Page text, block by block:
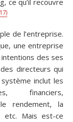
ce qu’il recouvre
17)
de l’entreprise.
une entreprise
des ses
directeurs qui
inclut les
financiers,
rendement, la
etc. Mais est-ce